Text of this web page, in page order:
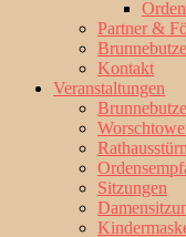
Partner &
Kontakt
Veranstaltungen
Sitzungen